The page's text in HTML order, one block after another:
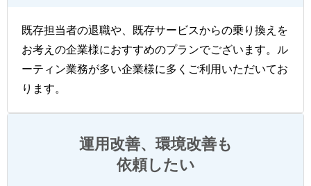
既存担当者の退職や、既存サービスからの乗り換えを
お考えの企業様におすすめのプランでございます。ル
ーティン業務が多い企業様に多くご利用いただいてお
ります。
運用改善、環境改善も
依頼したい